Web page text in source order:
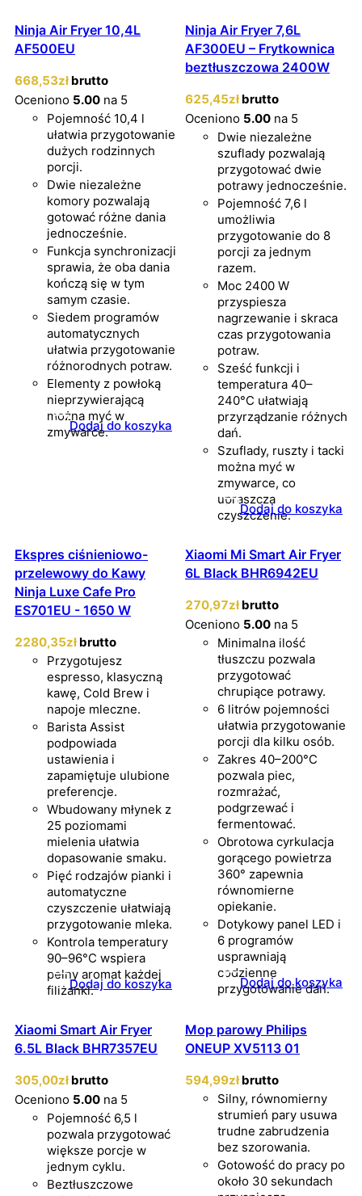
Ninja Air Fryer 10,4L
AF500EU
668,53zł brutto
Oceniono 5.00 na 5
Pojemność 10,4 l
ułatwia przygotowanie
dużych rodzinnych
porcji.
Dwie niezależne
komory pozwalają
gotować różne dania
jednocześnie.
Funkcja synchronizacji
sprawia, że oba dania
kończą się w tym
samym czasie.
Siedem programów
automatycznych
ułatwia przygotowanie
różnorodnych potraw.
Elementy z powłoką
nieprzywierającą
można myć w
zmywarce.
Dodaj do koszyka
Ninja Air Fryer 7,6L
AF300EU – Frytkownica
beztłuszczowa 2400W
625,45zł brutto
Oceniono 5.00 na 5
Dwie niezależne
szuflady pozwalają
przygotować dwie
potrawy jednocześnie.
Pojemność 7,6 l
umożliwia
przygotowanie do 8
porcji za jednym
razem.
Moc 2400 W
przyspiesza
nagrzewanie i skraca
czas przygotowania
potraw.
Sześć funkcji i
temperatura 40–
240°C ułatwiają
przyrządzanie różnych
dań.
Szuflady, ruszty i tacki
można myć w
zmywarce, co
upraszcza
czyszczenie.
Dodaj do koszyka
Ekspres ciśnieniowo-
przelewowy do Kawy
Ninja Luxe Cafe Pro
ES701EU - 1650 W
2280,35zł brutto
Przygotujesz
espresso, klasyczną
kawę, Cold Brew i
napoje mleczne.
Barista Assist
podpowiada
ustawienia i
zapamiętuje ulubione
preferencje.
Wbudowany młynek z
25 poziomami
mielenia ułatwia
dopasowanie smaku.
Pięć rodzajów pianki i
automatyczne
czyszczenie ułatwiają
przygotowanie mleka.
Kontrola temperatury
90–96°C wspiera
pełny aromat każdej
filiżanki.Dodaj do koszyka
Xiaomi Mi Smart Air Fryer
6L Black BHR6942EU
270,97zł brutto
Oceniono 5.00 na 5
Minimalna ilość
tłuszczu pozwala
przygotować
chrupiące potrawy.
6 litrów pojemności
ułatwia przygotowanie
porcji dla kilku osób.
Zakres 40–200°C
pozwala piec,
rozmrażać,
podgrzewać i
fermentować.
Obrotowa cyrkulacja
gorącego powietrza
360° zapewnia
równomierne
opiekanie.
Dotykowy panel LED i
6 programów
usprawniają
codzienne
przygotowanie dań.
Dodaj do koszyka
Xiaomi Smart Air Fryer
6.5L Black BHR7357EU
305,00zł brutto
Oceniono 5.00 na 5
Pojemność 6,5 l
pozwala przygotować
większe porcje w
jednym cyklu.
Beztłuszczowe
Mop parowy Philips
ONEUP XV5113 01
594,99zł brutto
Silny, równomierny
strumień pary usuwa
trudne zabrudzenia
bez szorowania.
Gotowość do pracy po
około 30 sekundach